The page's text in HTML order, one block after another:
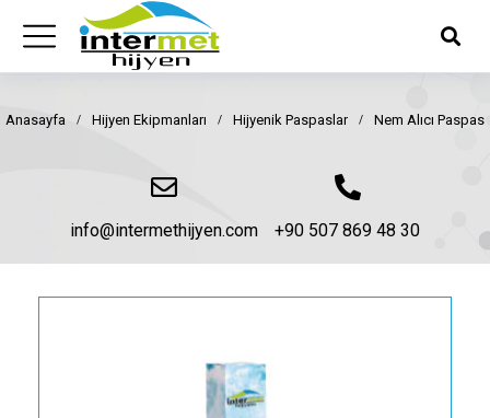
You are here:
Anasayfa Hijyen Ekipmanları Hijyenik Paspaslar Nem Alıcı Paspas
info@intermethijyen.com +90 507 869 48 30